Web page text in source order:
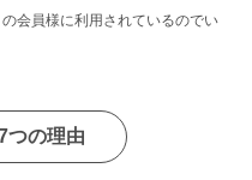
会員様に利用されているのでい
つの理由